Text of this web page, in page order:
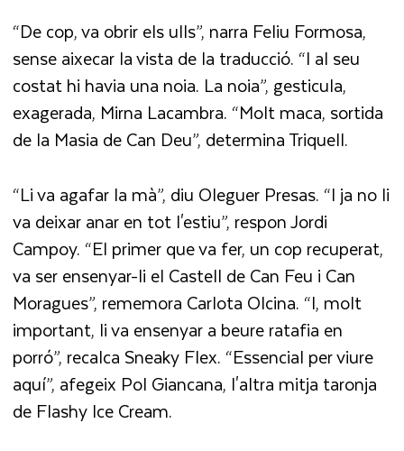
“De cop, va obrir els ulls”, narra Feliu Formosa,
sense aixecar la vista de la traducció. “I al seu
costat hi havia una noia. La noia”, gesticula,
exagerada, Mirna Lacambra. “Molt maca, sortida
de la Masia de Can Deu”, determina Triquell.
“Li va agafar la mà”, diu Oleguer Presas. “I ja no li
va deixar anar en tot l'estiu”, respon Jordi
Campoy. “El primer que va fer, un cop recuperat,
va ser ensenyar-li el Castell de Can Feu i Can
Moragues”, rememora Carlota Olcina. “I, molt
important, li va ensenyar a beure ratafia en
porró”, recalca Sneaky Flex. “Essencial per viure
aquí”, afegeix Pol Giancana, l'altra mitja taronja
de Flashy Ice Cream.